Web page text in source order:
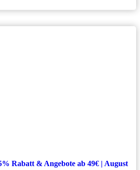
Rabatt & Angebote ab 49€ | August